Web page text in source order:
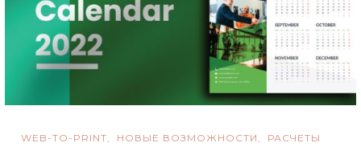
WEB-TO-PRINT НОВЫЕ ВОЗМОЖНОСТИ РАСЧЕТЫ